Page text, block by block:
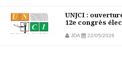
UNJCI :
12e congrès
JDA 22/05/2026